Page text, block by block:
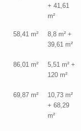
+ 41,61
m²
58,41 m²
8,8 m² +
39,61 m²
86,01 m²
5,51 m² +
120 m²
69,87 m²
10,73 m²
+ 68,29
m²